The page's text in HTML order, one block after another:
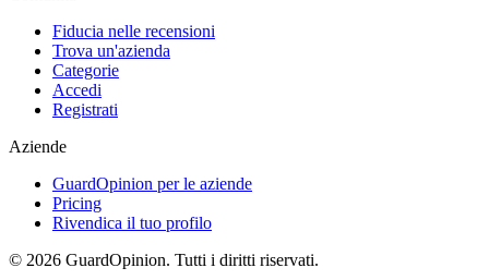
Fiducia nelle recensioni
Trova un'azienda
Categorie
Accedi
Registrati
Aziende
GuardOpinion per le aziende
Pricing
Rivendica il tuo profilo
© 2026 GuardOpinion. Tutti i diritti riservati.